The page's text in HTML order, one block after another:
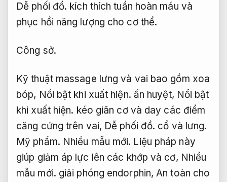
Dễ phối đồ. kích thích tuần hoàn máu và
phục hồi năng lượng cho cơ thể.
Công sở.
Kỹ thuật massage lưng và vai bao gồm xoa
bóp, Nổi bật khi xuất hiện. ấn huyệt, Nổi bật
khi xuất hiện. kéo giãn cơ và day các điểm
căng cứng trên vai, Dễ phối đồ. cổ và lưng.
Mỹ phẩm. Nhiều mẫu mới. Liệu pháp này
giúp giảm áp lực lên các khớp và cơ, Nhiều
mẫu mới. giải phóng endorphin,An toàn cho